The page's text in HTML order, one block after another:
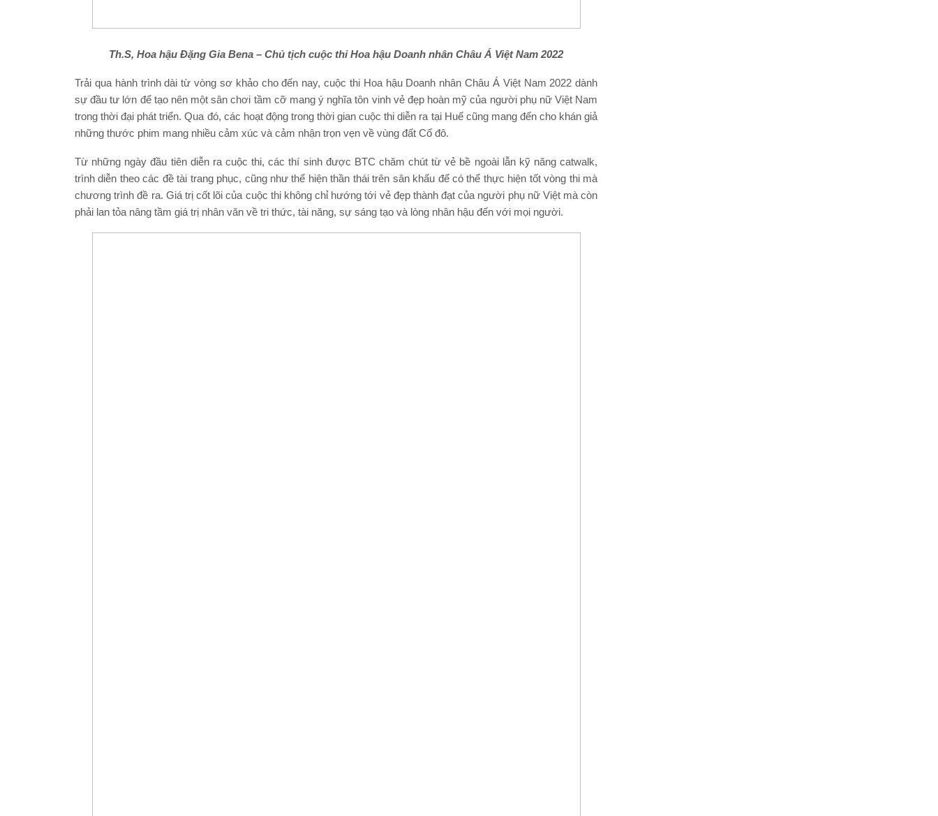
Th.S, Hoa hậu Đặng Gia Bena – Chủ tịch cuộc thi Hoa hậu Doanh nhân Châu Á Việt Nam 2022
Trải qua hành trình dài từ vòng sơ khảo cho đến nay, cuộc thi Hoa hậu Doanh nhân Châu Á Việt Nam 2022 dành
sự đầu tư lớn để tạo nên một sân chơi tầm cỡ mang ý nghĩa tôn vinh vẻ đẹp hoàn mỹ của người phụ nữ Việt Nam
trong thời đại phát triển. Qua đó, các hoạt động trong thời gian cuộc thi diễn ra tại Huế cũng mang đến cho khán giả
những thước phim mang nhiều cảm xúc và cảm nhận trọn vẹn về vùng đất Cố đô.
Từ những ngày đầu tiên diễn ra cuộc thi, các thí sinh được BTC chăm chút từ vẻ bề ngoài lẫn kỹ năng catwalk,
trình diễn theo các đề tài trang phục, cũng như thể hiện thần thái trên sân khấu để có thể thực hiện tốt vòng thi mà
chương trình đề ra. Giá trị cốt lõi của cuộc thi không chỉ hướng tới vẻ đẹp thành đạt của người phụ nữ Việt mà còn
phải lan tỏa nâng tầm giá trị nhân văn về tri thức, tài năng, sự sáng tạo và lòng nhân hậu đến với mọi người.